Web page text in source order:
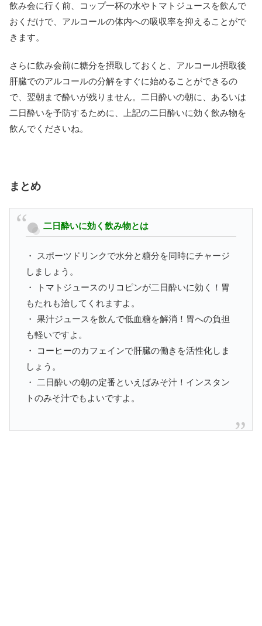
飲み会に行く前、コップ一杯の水やトマトジュースを飲んで
おくだけで、アルコールの体内への吸収率を抑えることがで
きます。
さらに飲み会前に糖分を摂取しておくと、アルコール摂取後
肝臓でのアルコールの分解をすぐに始めることができるの
で、翌朝まで酔いが残りません。二日酔いの朝に、あるいは
二日酔いを予防するために、上記の二日酔いに効く飲み物を
飲んでくださいね。
まとめ
二日酔いに効く飲み物とは
・ スポーツドリンクで水分と糖分を同時にチャージ
しましょう。
・ トマトジュースのリコピンが二日酔いに効く！胃
もたれも治してくれますよ。
・ 果汁ジュースを飲んで低血糖を解消！胃への負担
も軽いですよ。
・ コーヒーのカフェインで肝臓の働きを活性化しま
しょう。
・ 二日酔いの朝の定番といえばみそ汁！インスタン
トのみそ汁でもよいですよ。